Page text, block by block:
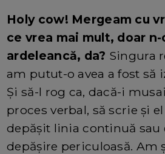
Holy cow! Mergeam cu
ce vrea mai mult, doar
ardeleancă, da? Singura
am putut-o avea a fost să
Și să-l rog ca, dacă-i
proces verbal, să scrie și
depășit linia continuă sau
depășire periculoasă. Am